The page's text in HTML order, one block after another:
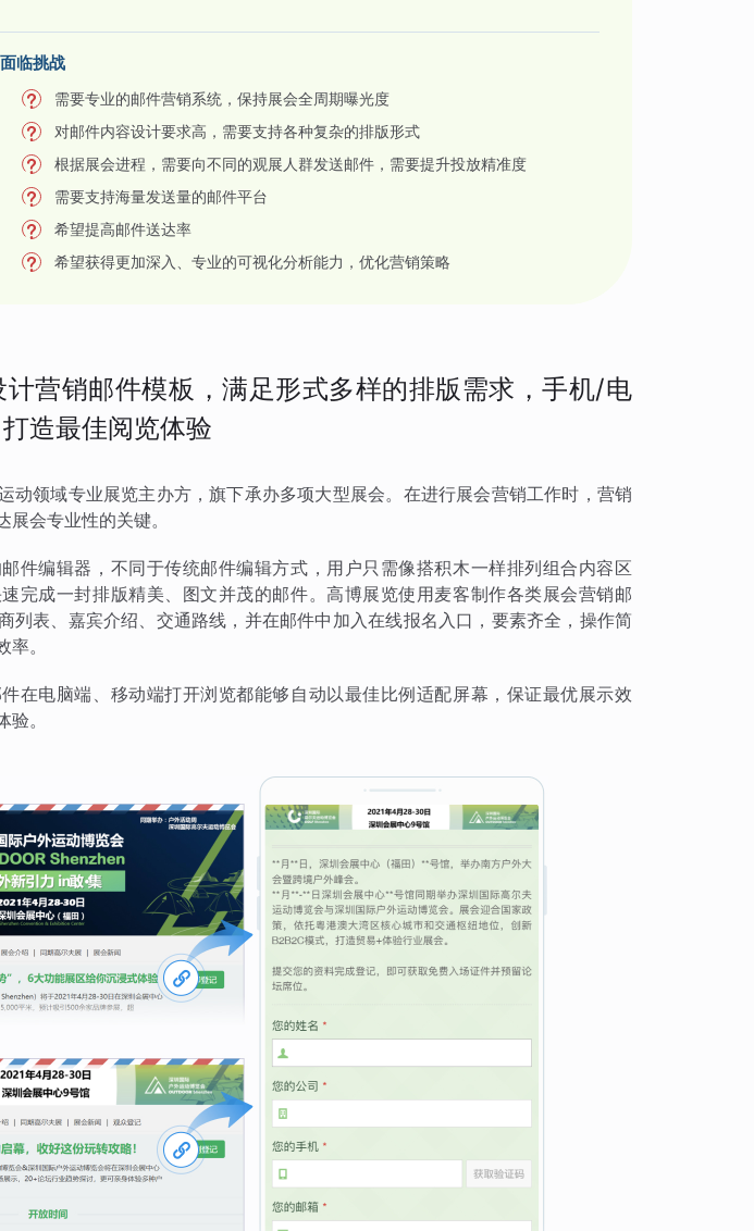
面临挑战
需要专业的邮件营销系统，保持展会全周期曝光度
对邮件内容设计要求高，需要支持各种复杂的排版形式
根据展会进程，需要向不同的观展人群发送邮件，需要提升投放精准度
需要支持海量发送量的邮件平台
希望提高邮件送达率
希望获得更加深入、专业的可视化分析能力，优化营销策略
营销邮件模板，满足形式多样的排版需求，手机/电
造最佳阅览体验
动领域专业展览主办方，旗下承办多项大型展会。在进行展会营销工作时，营销
会专业性的关键。
件编辑器，不同于传统邮件编辑方式，用户只需像搭积木一样排列组合内容区
完成一封排版精美、图文并茂的邮件。高博展览使用麦客制作各类展会营销邮
列表、嘉宾介绍、交通路线，并在邮件中加入在线报名入口，要素齐全，操作简
。
在电脑端、移动端打开浏览都能够自动以最佳比例适配屏幕，保证最优展示效
。